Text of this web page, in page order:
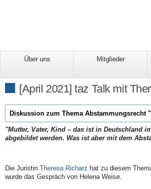
Über uns Mitglieder
[April 2021] taz Talk mit
Diskussion zum Thema Abstammungsrecht
"Mutter, Vater, Kind – das ist in Deutschland
abgebildet werden. Was ist aber mit dem
Die Juristin Theresa Richarz hat zu diesem
wurde das Gespräch von Helena Weise.